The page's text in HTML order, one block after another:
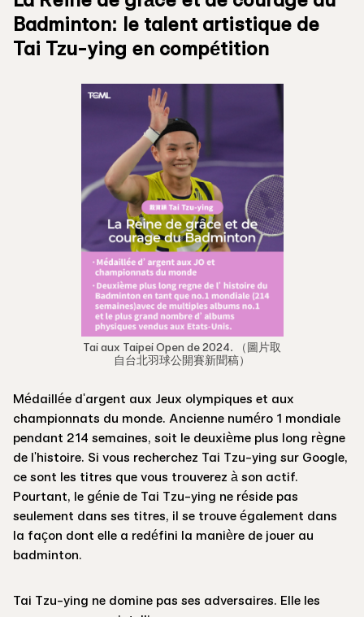
Badminton: le talent artistique de
Tai Tzu-ying en compétition
Tai aux Taipei Open de 2024. （圖片取
自台北羽球公開賽新聞稿）
Médaillée d'argent aux Jeux olympiques et aux
championnats du monde. Ancienne numéro 1 mondiale
pendant 214 semaines, soit le deuxième plus long règne
de l'histoire. Si vous recherchez Tai Tzu-ying sur Google,
ce sont les titres que vous trouverez à son actif.
Pourtant, le génie de Tai Tzu-ying ne réside pas
seulement dans ses titres, il se trouve également dans
la façon dont elle a redéfini la manière de jouer au
badminton.
Tai Tzu-ying ne domine pas ses adversaires. Elle les